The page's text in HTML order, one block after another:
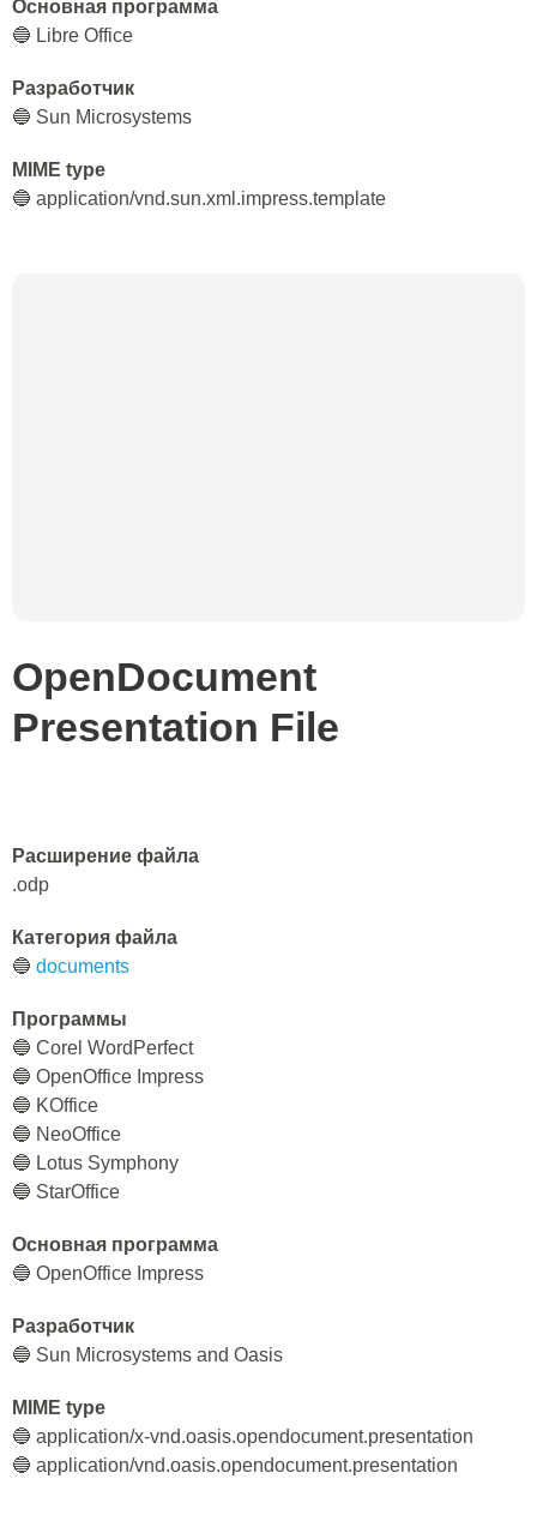
Основная программа
🔵 Libre Office
Разработчик
🔵 Sun Microsystems
MIME type
🔵 application/vnd.sun.xml.impress.template
OpenDocument
Presentation File
Расширение файла
.odp
Категория файла
🔵 documents
Программы
🔵 Corel WordPerfect
🔵 OpenOffice Impress
🔵 KOffice
🔵 NeoOffice
🔵 Lotus Symphony
🔵 StarOffice
Основная программа
🔵 OpenOffice Impress
Разработчик
🔵 Sun Microsystems and Oasis
MIME type
🔵 application/x-vnd.oasis.opendocument.presentation
🔵 application/vnd.oasis.opendocument.presentation